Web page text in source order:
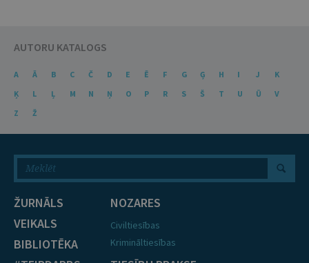
AUTORU KATALOGS
A Ā B C Č D E Ē F G Ģ H I J
K
Ķ
L Ļ M N Ņ O P R S Š T U Ū
V
Z
Ž
ŽURNĀLS
VEIKALS
BIBLIOTĒKA
NOZARES
Civiltiesības
Krimināltiesības